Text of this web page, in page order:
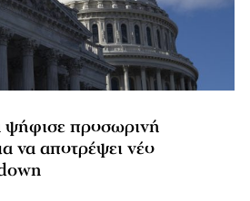
προσωρινή
να αποτρέψει νέο